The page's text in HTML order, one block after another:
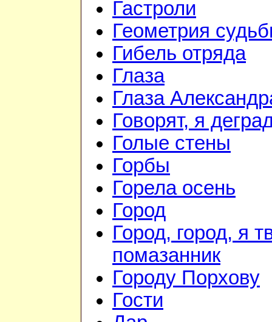
Гастроли
Геометрия
Гибель отряда
Глаза
Глаза
Говорят, я
Голые стены
Горбы
Горела осень
Город
Город, город, я
помазанник
Городу Порхову
Гости